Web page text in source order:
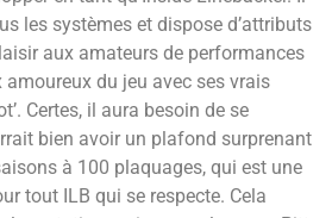
les systèmes et dispose d’attributs
aux amateurs de performances
amoureux du jeu avec ses vrais
Certes, il aura besoin de se
bien avoir un plafond surprenant
à 100 plaquages, qui est une
tout ILB qui se respecte. Cela